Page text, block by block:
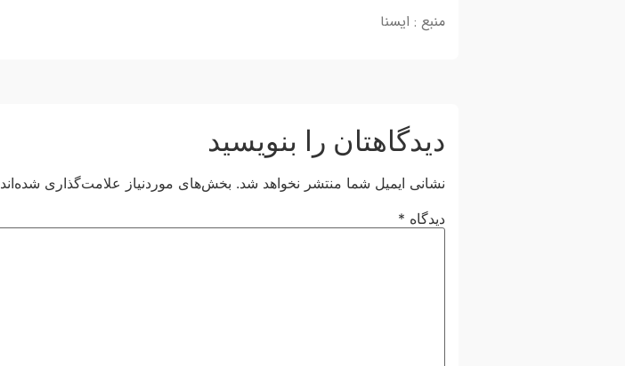
منبع : ایسنا
دیدگاهتان را بنویسید
نشانی ایمیل شما منتشر نخواهد شد. بخش‌های موردنیاز علامت‌گذاری شده‌اند
دیدگاه *